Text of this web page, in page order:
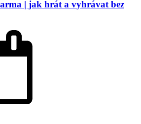
| jak hrát a vyhrávat bez